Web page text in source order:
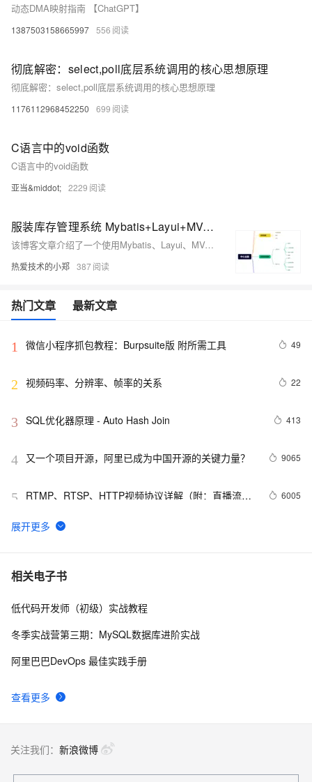
动态DMA映射指南 【ChatGPT】
1387503158665997 556
彻底解密：select,poll底层系统调用的核心思想原理
彻底解密：select,poll底层系统调用的核心思想原理
1176112968452250 699
C语言中的void函数
C语言中的void函数
亚当&middot; 2229
服装库存管理系统 Mybatis+Layui+MVC+JSP【完整功能介绍+实现详情+源码】
该博客文章介绍了一个使用Mybatis、Layui、MVC和JSP技术栈开发的服装库存管理系统，包括注册登录、权限管理、用户和货号管理、库存管理等功能，并提供了源码下载链接。
热爱技术的小郑 387
热门文章 最新文章
1 微信小程序抓包教程：Burpsuite版 附所需工具 49
2 视频码率、分辨率、帧率的关系 22
3 SQL优化器原理 - Auto Hash Join 413
4 又一个项目开源，阿里已成为中国开源的关键力量？ 9065
5
RTMP、RTSP、HTTP视频协议详解（附：直播流地
6005
6 谷歌CEO皮查伊：对重返中国持开放态度
7 C语言项目参考解答：全正整数后再计算
8 俗人解读 三维渲染 的工作过程
著录
相关电子书
查看更多
低代码开发师（初级）实战教程
冬季实战营第三期：MySQL数据库进阶实战
阿里巴巴DevOps 最佳实践手册
关注我们： 新浪微博